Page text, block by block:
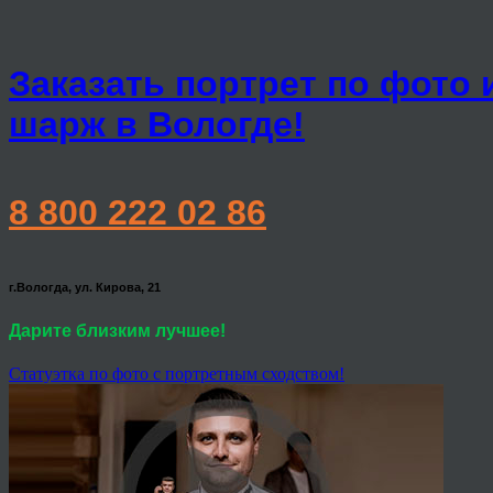
Заказать портрет по фото
шарж в Вологде!
8 800 222 02 86
г.Вологда, ул. Кирова, 21
Дарите близким лучшее!
Статуэтка по фото с портретным сходством!